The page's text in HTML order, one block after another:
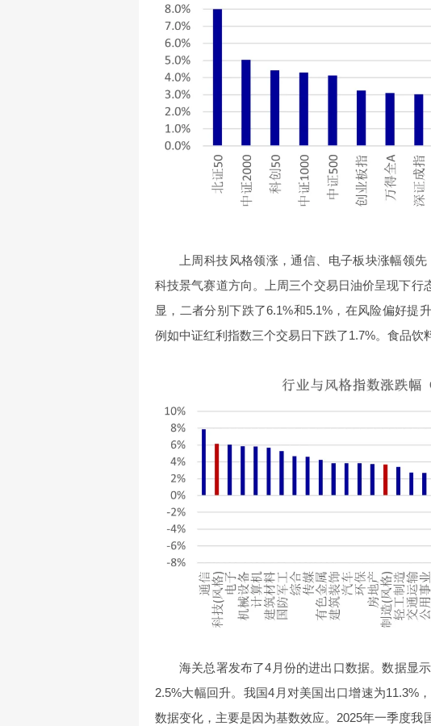
上周科技风格领涨，通信、电子板块涨幅领
科技景气赛道方向。上周三个交易日油价呈现下行
显，二者分别下跌了6.1%和5.1%，在风险偏好提
例如中证红利指数三个交易日下跌了1.7%。食品饮
海关总署发布了4月份的进出口数据。数据显
2.5%大幅回升。我国4月对美国出口增速为11.3%
数据变化，主要是因为基数效应。2025年一季度